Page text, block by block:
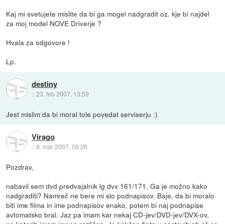
Kaj mi svetujete mislite da bi ga mogel nadgradit oz. kje bi najdel
za moj model NOVE Driverje ?
Hvala za odgovore !
Lp.
destiny
::23. feb 2007, 13:59
Jest mislim da bi moral tole povedat serviserju :)
Virago
::6. mar 2007, 09:26
Pozdrav,
nabavil sem dvd predvajalnik lg dvx 161/171. Ga je možno kako
nadgraditi? Namreč ne bere mi slo podnapisov. Baje, da bi moralo
biti ime filma in ime podnapisov enako, potem bi naj podnapise
avtomatsko bral. Jaz pa imam kar nekaj CD-jev/DVD-jev/DVX-ov,